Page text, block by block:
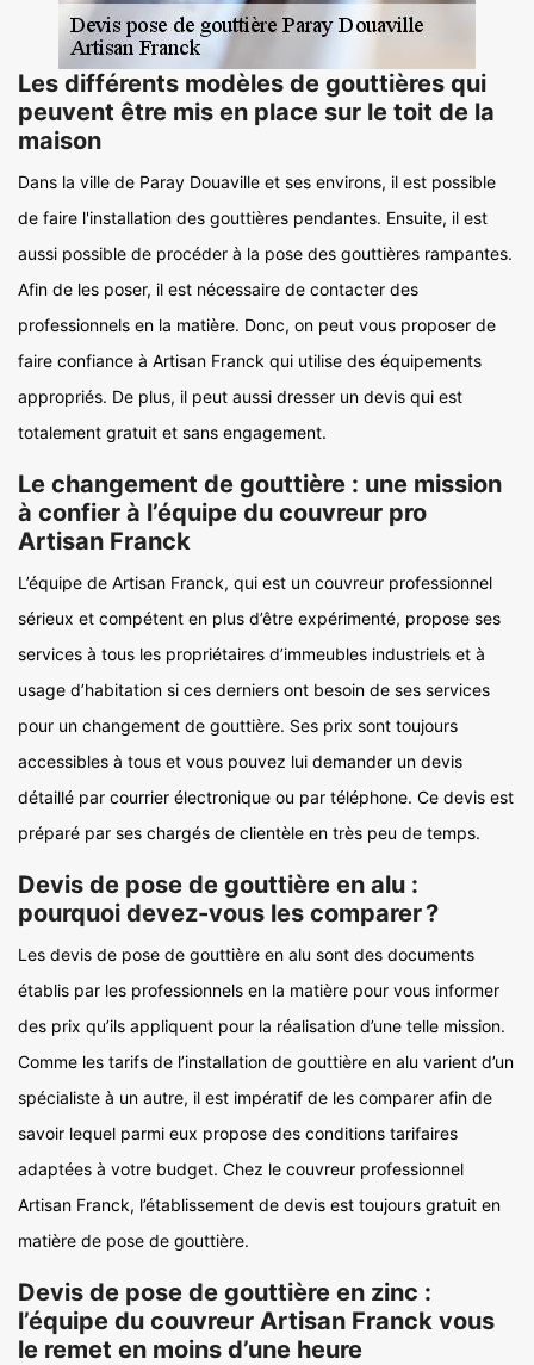
Les différents modèles de gouttières qui
peuvent être mis en place sur le toit de la
maison
Dans la ville de Paray Douaville et ses environs, il est possible
de faire l'installation des gouttières pendantes. Ensuite, il est
aussi possible de procéder à la pose des gouttières rampantes.
Afin de les poser, il est nécessaire de contacter des
professionnels en la matière. Donc, on peut vous proposer de
faire confiance à Artisan Franck qui utilise des équipements
appropriés. De plus, il peut aussi dresser un devis qui est
totalement gratuit et sans engagement.
Le changement de gouttière : une mission
à confier à l’équipe du couvreur pro
Artisan Franck
L’équipe de Artisan Franck, qui est un couvreur professionnel
sérieux et compétent en plus d’être expérimenté, propose ses
services à tous les propriétaires d’immeubles industriels et à
usage d’habitation si ces derniers ont besoin de ses services
pour un changement de gouttière. Ses prix sont toujours
accessibles à tous et vous pouvez lui demander un devis
détaillé par courrier électronique ou par téléphone. Ce devis est
préparé par ses chargés de clientèle en très peu de temps.
Devis de pose de gouttière en alu :
pourquoi devez-vous les comparer ?
Les devis de pose de gouttière en alu sont des documents
établis par les professionnels en la matière pour vous informer
des prix qu’ils appliquent pour la réalisation d’une telle mission.
Comme les tarifs de l’installation de gouttière en alu varient d’un
spécialiste à un autre, il est impératif de les comparer afin de
savoir lequel parmi eux propose des conditions tarifaires
adaptées à votre budget. Chez le couvreur professionnel
Artisan Franck, l’établissement de devis est toujours gratuit en
matière de pose de gouttière.
Devis de pose de gouttière en zinc :
l’équipe du couvreur Artisan Franck vous
le remet en moins d’une heure